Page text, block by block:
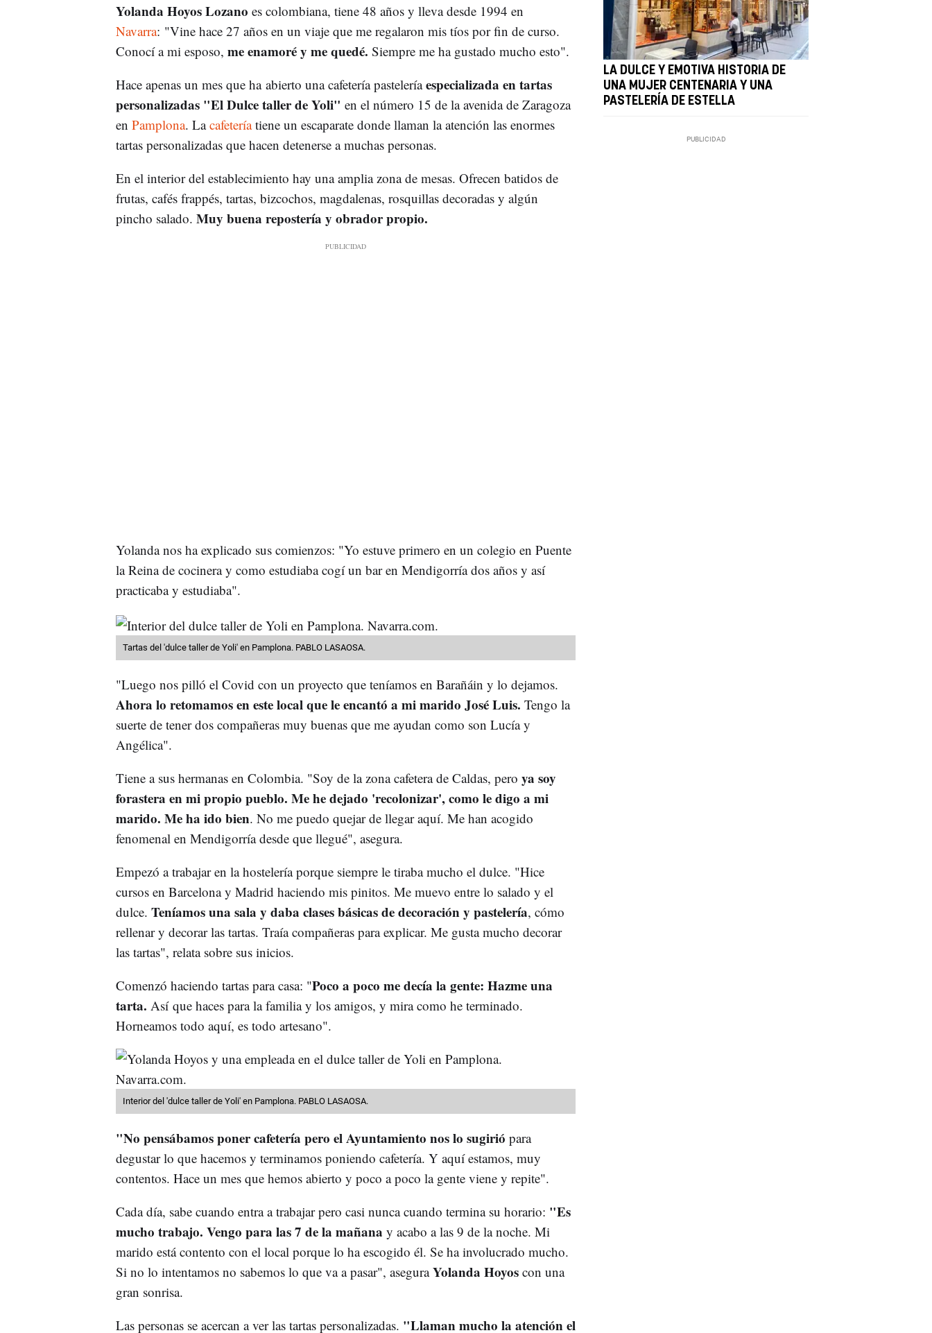
Yolanda Hoyos Lozano es colombiana, tiene 48 años y lleva desde 1994 en
Navarra: "Vine hace 27 años en un viaje que me regalaron mis tíos por fin de curso.
Conocí a mi esposo, me enamoré y me quedé. Siempre me ha gustado mucho esto".
Hace apenas un mes que ha abierto una cafetería pasteleríaespecializada en tartas
personalizadas "El Dulce taller de Yoli" en el número 15 de la avenida de Zaragoza
en Pamplona. Lacafeteríatiene un escaparate donde llaman la atención las enormes
tartas personalizadas que hacen detenerse a muchas personas.
En el interior del establecimiento hay una amplia zona de mesas. Ofrecen batidos de
frutas, cafés frappés, tartas, bizcochos, magdalenas, rosquillas decoradas y algún
pincho salado. Muy buena repostería y obrador propio.
Yolanda nos ha explicado sus comienzos: "Yo estuve primero en un colegio en Puente
la Reina de cocinera y como estudiaba cogí un bar en Mendigorría dos años y así
practicaba y estudiaba".
Tartas del 'dulce taller de Yoli' en Pamplona. PABLO LASAOSA.
"Luego nos pilló el Covid con un proyecto que teníamos en Barañáin y lo dejamos.
Ahora lo retomamos en este local que le encantó a mi marido José Luis. Tengo la
suerte de tener dos compañeras muy buenas que me ayudan como son Lucía y
Angélica".
Tiene a sus hermanas en Colombia. "Soy de la zona cafetera de Caldas, pero ya soy
forastera en mi propio pueblo. Me he dejado 'recolonizar', como le digo a mi
marido. Me ha ido bien. No me puedo quejar de llegar aquí. Me han acogido
fenomenal en Mendigorría desde que llegué", asegura.
Empezó a trabajar en la hostelería porque siempre le tiraba mucho el dulce. "Hice
cursos en Barcelona y Madrid haciendo mis pinitos. Me muevo entre lo salado y el
dulce. Teníamos una sala y daba clases básicas de decoración y pastelería, cómo
rellenar y decorar las tartas. Traía compañeras para explicar. Me gusta mucho decorar
las tartas", relata sobre sus inicios.
Comenzó haciendo tartas para casa: "Poco a poco me decía la gente: Hazme una
tarta. Así que haces para la familia y los amigos, y mira como he terminado.
Horneamos todo aquí, es todo artesano".
Interior del 'dulce taller de Yoli' en Pamplona. PABLO LASAOSA.
"No pensábamos poner cafetería pero el Ayuntamiento nos lo sugirió para
degustar lo que hacemos y terminamos poniendo cafetería. Y aquí estamos, muy
contentos. Hace un mes que hemos abierto y poco a poco la gente viene y repite".
Cada día, sabe cuando entra a trabajar pero casi nunca cuando termina su horario: "Es
mucho trabajo. Vengo para las 7 de la mañana y acabo a las 9 de la noche. Mi
marido está contento con el local porque lo ha escogido él. Se ha involucrado mucho.
Si no lo intentamos no sabemos lo que va a pasar", aseguraYolanda Hoyoscon una
gran sonrisa.
Las personas se acercan a ver las tartas personalizadas. "Llaman mucho la atención el
LA DULCE Y EMOTIVA HISTORIA DE
UNA MUJER CENTENARIA Y UNA
PASTELERÍA DE ESTELLA